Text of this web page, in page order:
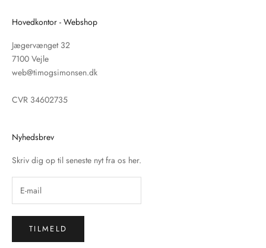
Hovedkontor - Webshop
Jægervænget 32
7100 Vejle
web@timogsimonsen.dk
CVR 34602735
Nyhedsbrev
Skriv dig op til seneste nyt fra os her.
TILMELD